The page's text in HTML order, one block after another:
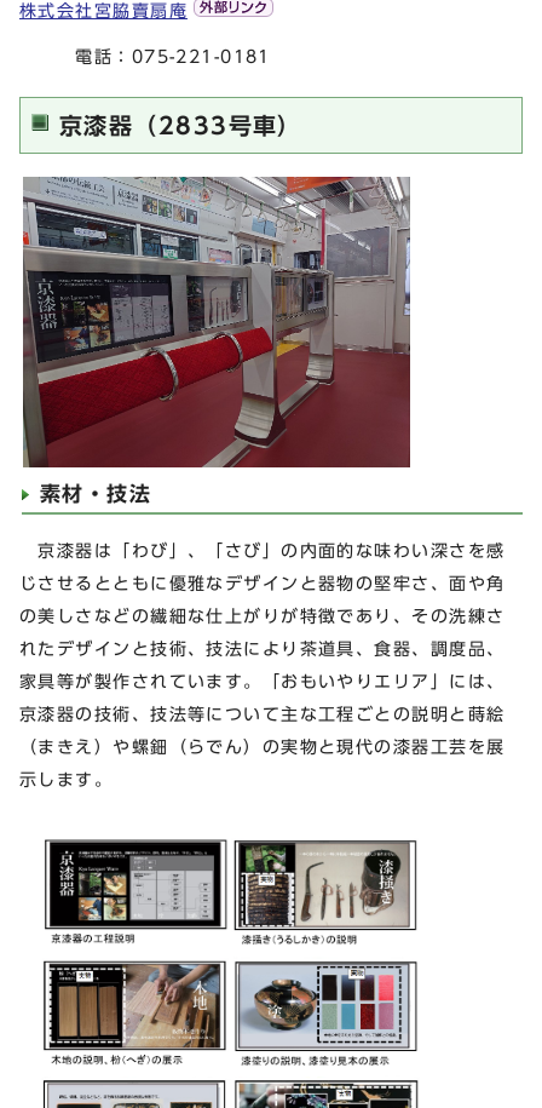
株式会社宮脇賣扇庵
電話：075-221-0181
京漆器（2833号車）
素材・技法
京漆器は「わび」、「さび」の内面的な味わい深さを感
じさせるとともに優雅なデザインと器物の堅牢さ、面や角
の美しさなどの繊細な仕上がりが特徴であり、その洗練さ
れたデザインと技術、技法により茶道具、食器、調度品、
家具等が製作されています。「おもいやりエリア」には、
京漆器の技術、技法等について主な工程ごとの説明と蒔絵
（まきえ）や螺鈿（らでん）の実物と現代の漆器工芸を展
示します。